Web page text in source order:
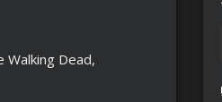
Walking Dead,